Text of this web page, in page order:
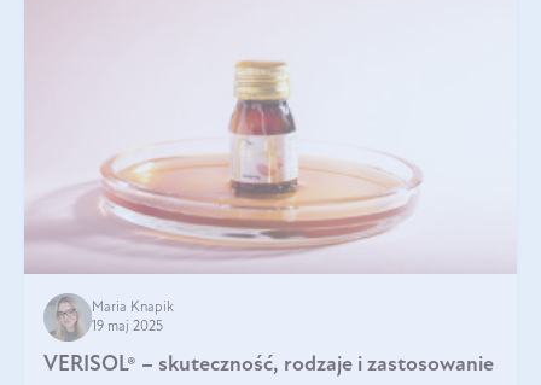
Maria Knapik
19 maj 2025
VERISOL® – skuteczność, rodzaje i zastosowanie